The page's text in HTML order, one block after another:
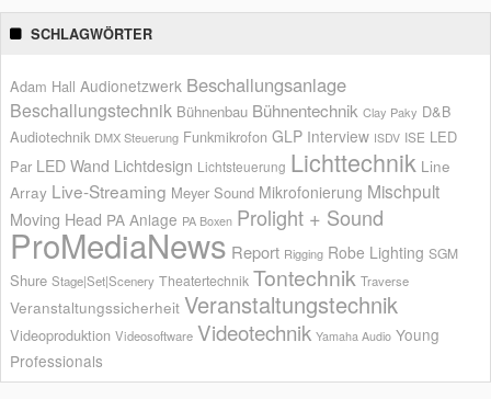
SCHLAGWÖRTER
Adam Hall Audionetzwerk Beschallungsanlage
Beschallungstechnik Bühnenbau Bühnentechnik Clay Paky D&B
Audiotechnik DMX Steuerung Funkmikrofon GLP Interview ISDV ISE LED
Par LED Wand Lichtdesign Lichtsteuerung Lichttechnik Line
Array Live-Streaming Meyer Sound Mikrofonierung Mischpult
Moving Head PA Anlage PA Boxen Prolight + Sound
ProMediaNews Report Rigging Robe Lighting SGM
Shure Stage|Set|Scenery Theatertechnik Tontechnik Traverse
Veranstaltungssicherheit Veranstaltungstechnik
Videoproduktion Videosoftware Videotechnik Yamaha Audio Young
Professionals